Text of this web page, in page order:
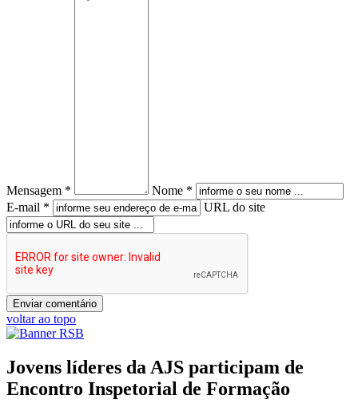
Mensagem *
Nome *
E-mail *
URL do site
voltar ao topo
Jovens líderes da AJS participam de
Encontro Inspetorial de Formação